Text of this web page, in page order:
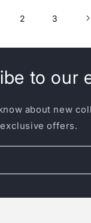
2 3
to our
about new
exclusive offers.